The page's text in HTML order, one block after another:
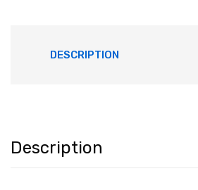
DESCRIPTION
Description